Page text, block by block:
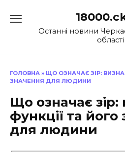
до
Останні новини
області
ГОЛОВНА » ЩО ОЗНАЧАЄ ЗІР:
ЗНАЧЕННЯ ДЛЯ ЛЮДИНИ
Що означає зір:
функції та його
для людини